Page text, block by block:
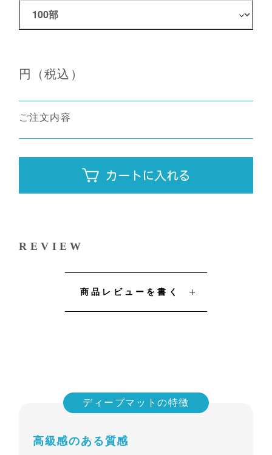
円（税込）
ご注文内容
カートに入れる
REVIEW
商品レビューを書く
ディープマットの特徴
高級感のある質感